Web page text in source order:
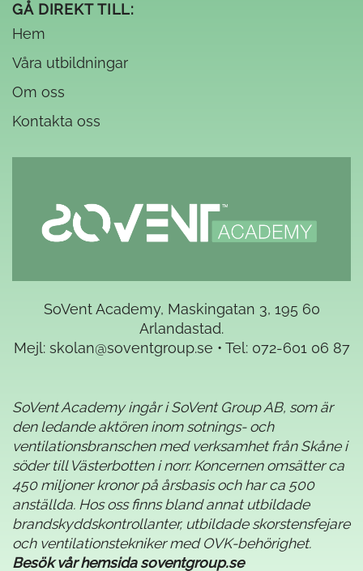
GÅ DIREKT TILL:
Hem
Våra utbildningar
Om oss
Kontakta oss
SoVent Academy, Maskingatan 3, 195 60
Arlandastad.
Mejl: skolan@soventgroup.se • Tel: 072-601 06 87
SoVent Academy ingår i SoVent Group AB, som är
den ledande aktören inom sotnings- och
ventilationsbranschen med verksamhet från Skåne i
söder till Västerbotten i norr. Koncernen omsätter ca
450 miljoner kronor på årsbasis och har ca 500
anställda. Hos oss finns bland annat utbildade
brandskyddskontrollanter, utbildade skorstensfejare
och ventilationstekniker med OVK-behörighet.
Besök vår hemsida soventgroup.se